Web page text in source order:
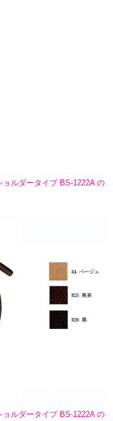
ルダータイプ BS-1222A の
ルダータイプ BS-1222A の